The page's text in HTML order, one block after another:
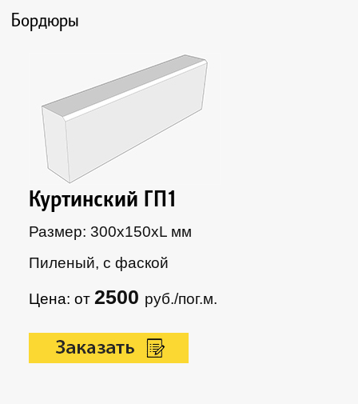
Бордюры
Куртинский ГП1
Размер: 300х150xL мм
Пиленый, с фаской
Цена: от2500 руб./пог.м.